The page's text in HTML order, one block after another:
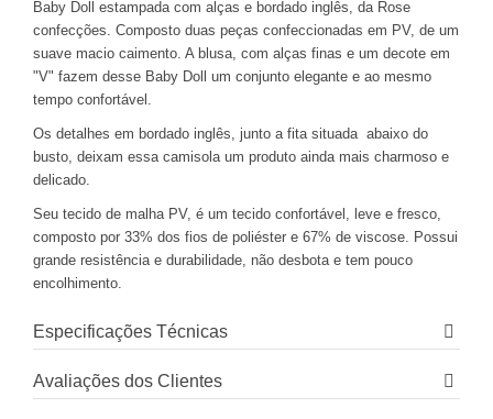
Baby Doll estampada com alças e bordado inglês, da Rose
confecções. Composto duas peças confeccionadas em PV, de um
suave macio caimento. A blusa, com alças finas e um decote em
"V" fazem desse Baby Doll um conjunto elegante e ao mesmo
tempo confortável.
Os detalhes em bordado inglês, junto a fita situada abaixo do
busto, deixam essa camisola um produto ainda mais charmoso e
delicado.
Seu tecido de malha PV, é um tecido confortável, leve e fresco,
composto por 33% dos fios de poliéster e 67% de viscose. Possui
grande resistência e durabilidade, não desbota e tem pouco
encolhimento.
Especificações Técnicas
Avaliações dos Clientes